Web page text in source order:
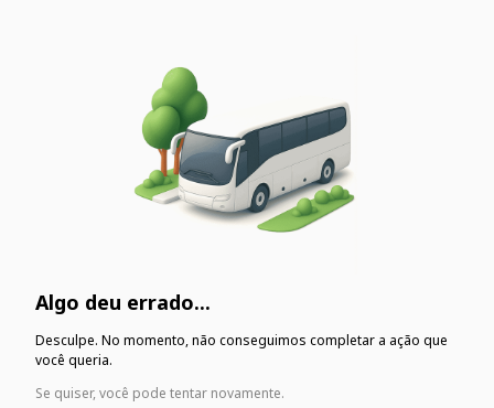
Algo deu errado...
Desculpe. No momento, não conseguimos completar a ação que
você queria.
Se quiser, você pode tentar novamente.